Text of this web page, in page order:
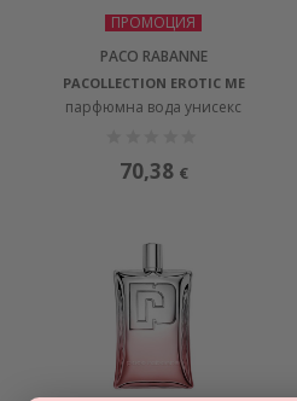
ПРОМОЦИЯ
PACO RABANNE
PACOLLECTION EROTIC ME
парфюмна вода унисекс
70,38 €